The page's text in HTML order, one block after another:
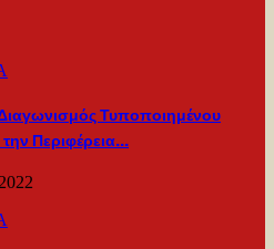
Τυποποιημένου
Περιφέρεια…